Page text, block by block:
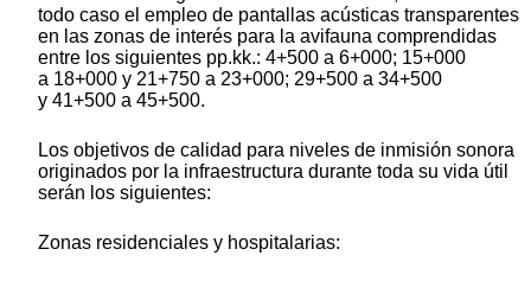
todo caso el empleo de pantallas acústicas transparentes
en las zonas de interés para la avifauna comprendidas
entre los siguientes pp.kk.: 4+500 a 6+000; 15+000
a 18+000 y 21+750 a 23+000; 29+500 a 34+500
y 41+500 a 45+500.
Los objetivos de calidad para niveles de inmisión sonora
originados por la infraestructura durante toda su vida útil
serán los siguientes:
Zonas residenciales y hospitalarias: